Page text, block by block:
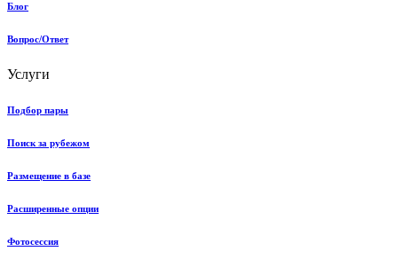
Блог
Вопрос/Ответ
Услуги
Подбор пары
Поиск за рубежом
Размещение в базе
Расширенные опции
Фотосессия